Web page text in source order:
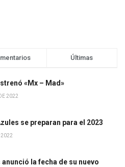
Últimas
«Mx – Mad»
2022
se preparan para el 2023
2022
la fecha de su nuevo